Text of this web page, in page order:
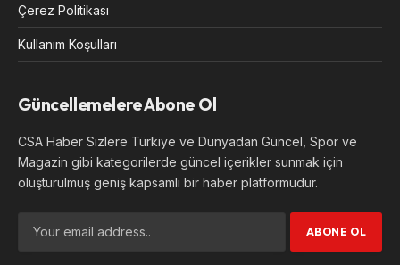
Çerez Politikası
Kullanım Koşulları
Güncellemelere Abone Ol
CSA Haber Sizlere Türkiye ve Dünyadan Güncel, Spor ve
Magazin gibi kategorilerde güncel içerikler sunmak için
oluşturulmuş geniş kapsamlı bir haber platformudur.